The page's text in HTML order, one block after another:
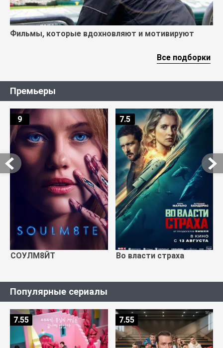
Фильмы, которые вдохновляют и мотивируют
Все подборки
Премьеры
СОУЛМ8ЙТ
9
Во власти страха
7.5
Популярные сериалы
7.55 7.55